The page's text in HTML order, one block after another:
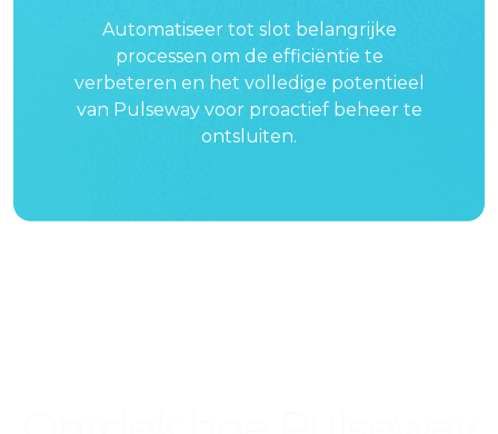
Automatiseer tot slot belangrijke
processen om de efficiëntie te
verbeteren en het volledige potentieel
van Pulseway voor proactief beheer te
ontsluiten.